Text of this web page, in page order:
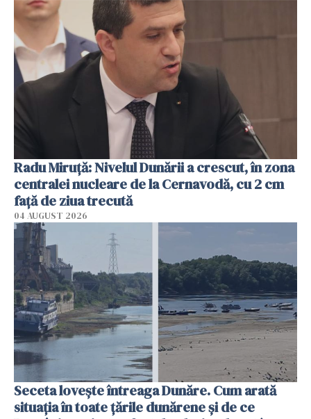
Radu Miruţă: Nivelul Dunării a crescut, în zona
centralei nucleare de la Cernavodă, cu 2 cm
faţă de ziua trecută
04 AUGUST 2026
Seceta lovește întreaga Dunăre. Cum arată
situația în toate țările dunărene și de ce